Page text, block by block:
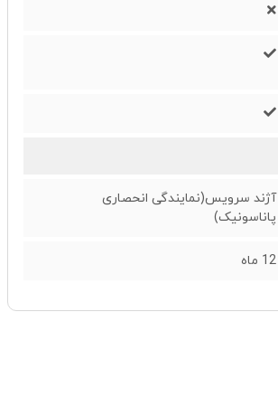
آژند سرویس(نمایندگی انحصاری
پاناسونیک)
12 ماه